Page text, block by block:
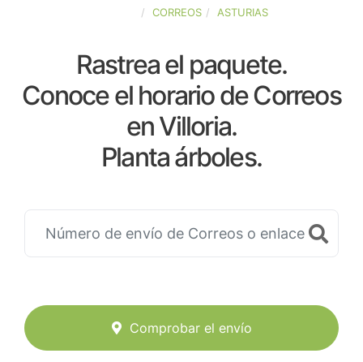
CORREOS ASTURIAS
Rastrea el paquete.
Conoce el horario de Correos
en Villoria.
Planta árboles.
Comprobar el envío